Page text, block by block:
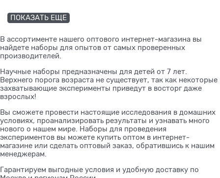
ПОКАЗАТЬ ЕЩЕ
В ассортименте нашего оптового интернет-магазина вы
найдете наборы для опытов от самых проверенных
производителей.
Научные наборы предназначены для детей от 7 лет.
Верхнего порога возраста не существует, так как некоторые
захватывающие эксперименты приведут в восторг даже
взрослых!
Вы сможете провести настоящие исследования в домашних
условиях, проанализировать результаты и узнавать много
нового о нашем мире. Наборы для проведения
экспериментов вы можете купить оптом в интернет-
магазине или сделать оптовый заказ, обратившись к нашим
менеджерам.
Гарантируем выгодные условия и удобную доставку по